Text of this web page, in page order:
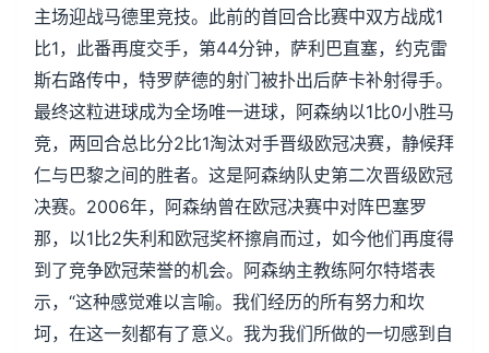
主场迎战马德里竞技。此前的首回合比赛中双方战成1
比1，此番再度交手，第44分钟，萨利巴直塞，约克雷
斯右路传中，特罗萨德的射门被扑出后萨卡补射得手。
最终这粒进球成为全场唯一进球，阿森纳以1比0小胜马
竞，两回合总比分2比1淘汰对手晋级欧冠决赛，静候拜
仁与巴黎之间的胜者。这是阿森纳队史第二次晋级欧冠
决赛。2006年，阿森纳曾在欧冠决赛中对阵巴塞罗
那，以1比2失利和欧冠奖杯擦肩而过，如今他们再度得
到了竞争欧冠荣誉的机会。阿森纳主教练阿尔特塔表
示，“这种感觉难以言喻。我们经历的所有努力和坎
坷，在这一刻都有了意义。我为我们所做的一切感到自